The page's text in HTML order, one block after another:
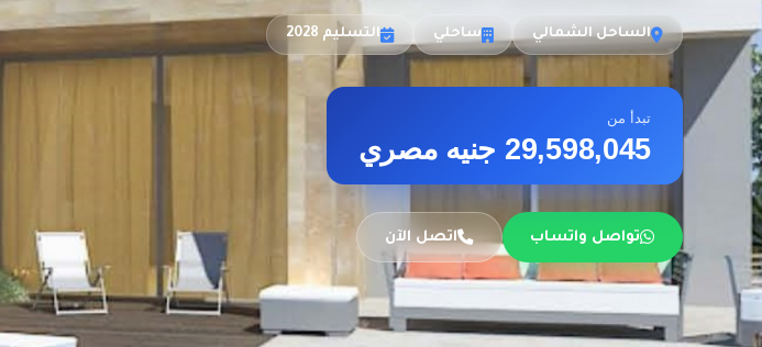
الساحل الشمالي ساحلي التسليم 2028
تبدأ من
29,598,045 جنيه مصري
تواصل واتساب اتصل الآن